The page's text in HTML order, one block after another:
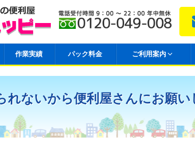
作業実績 パック料金 ご利用案内
れないから便利屋さんにお願い